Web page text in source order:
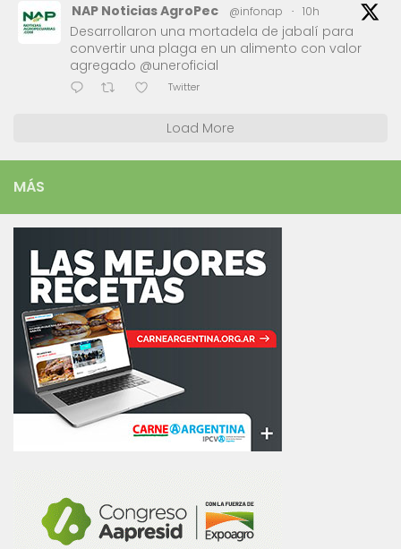
NAP Noticias AgroPec @infonap · 10h
Desarrollaron una mortadela de jabalí para
convertir una plaga en un alimento con valor
agregado @uneroficial
Twitter
Load More
MÁS